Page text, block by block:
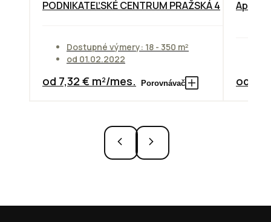
PODNIKATEĽSKÉ CENTRUM PRAŽSKÁ 4
Dostupné výmery: 18 - 350 m²
od 01.02.2022
od 7,32 € m²/mes. Porovnávač
Apollo
od